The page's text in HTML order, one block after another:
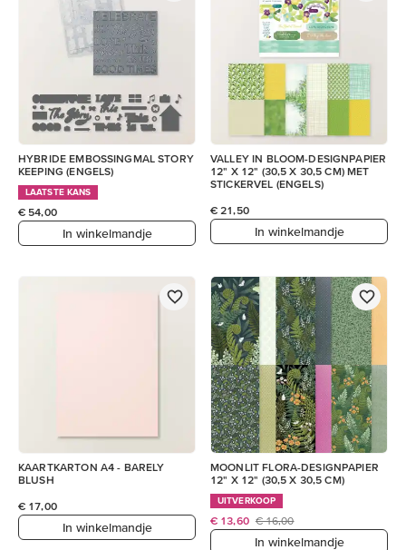
HYBRIDE EMBOSSINGMAL STORY
KEEPING (ENGELS)
LAATSTE KANS
€ 54,00
In winkelmandje
VALLEY IN BLOOM-DESIGNPAPIER
12" X 12" (30,5 X 30,5 CM) MET
STICKERVEL (ENGELS)
€ 21,50
In winkelmandje
KAARTKARTON A4 - BARELY
BLUSH
€ 17,00
In winkelmandje
MOONLIT FLORA-DESIGNPAPIER
12" X 12" (30,5 X 30,5 CM)
UITVERKOOP
€ 13,60 € 16,00
In winkelmandje